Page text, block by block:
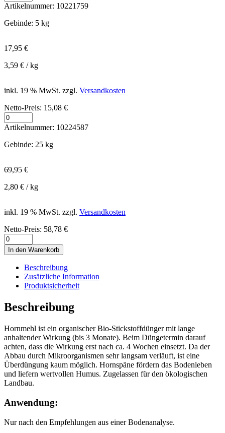
Artikelnummer: 10221759
Gebinde: 5 kg
17,95 €
3,59 € /kg
inkl. 19 % MwSt. zzgl. Versandkosten
Netto-Preis: 15,08 €
Anzahl
Artikelnummer: 10224587
Gebinde: 25 kg
69,95 €
2,80 € /kg
inkl. 19 % MwSt. zzgl. Versandkosten
Netto-Preis: 58,78 €
Anzahl
In den Warenkorb
Beschreibung
Zusätzliche Information
Produktsicherheit
Beschreibung
Hornmehl ist ein organischer Bio-Stickstoffdünger mit lange
anhaltender Wirkung (bis 3 Monate). Beim Düngetermin darauf
achten, dass die Wirkung erst nach ca. 4 Wochen einsetzt. Da der
Abbau durch Mikroorganismen sehr langsam verläuft, ist eine
Überdüngung kaum möglich. Hornspäne fördern das Bodenleben
und liefern wertvollen Humus. Zugelassen für den ökologischen
Landbau.
Anwendung:
Nur nach den Empfehlungen aus einer Bodenanalyse.